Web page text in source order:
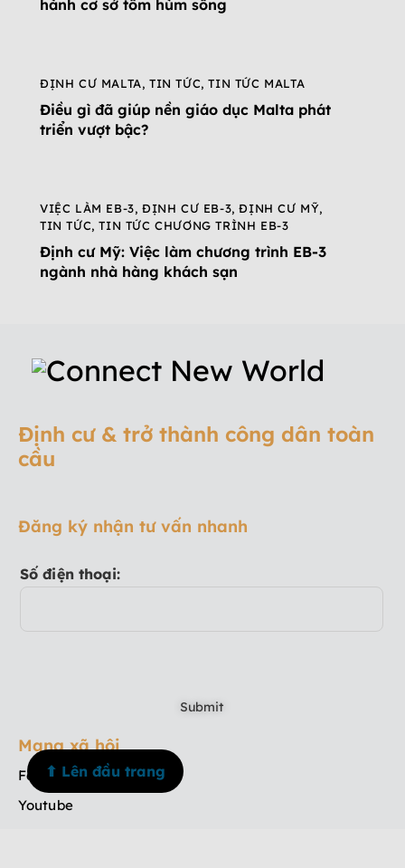
hành cơ sở tôm hùm sống
ĐỊNH CƯ MALTA,TIN TỨC,TIN TỨC MALTA
Điều gì đã giúp nền giáo dục Malta phát
triển vượt bậc?
VIỆC LÀM EB-3,ĐỊNH CƯ EB-3,ĐỊNH CƯ MỸ,
TIN TỨC,TIN TỨC CHƯƠNG TRÌNH EB-3
Định cư Mỹ: Việc làm chương trình EB-3
ngành nhà hàng khách sạn
Định cư & trở thành công dân toàn
cầu
Đăng ký nhận tư vấn nhanh
Số điện thoại:
Mạng xã hội
Facebook
Youtube
⬆ Lên đầu trang